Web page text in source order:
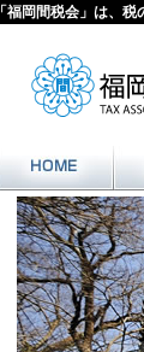
「福岡間税会」は、